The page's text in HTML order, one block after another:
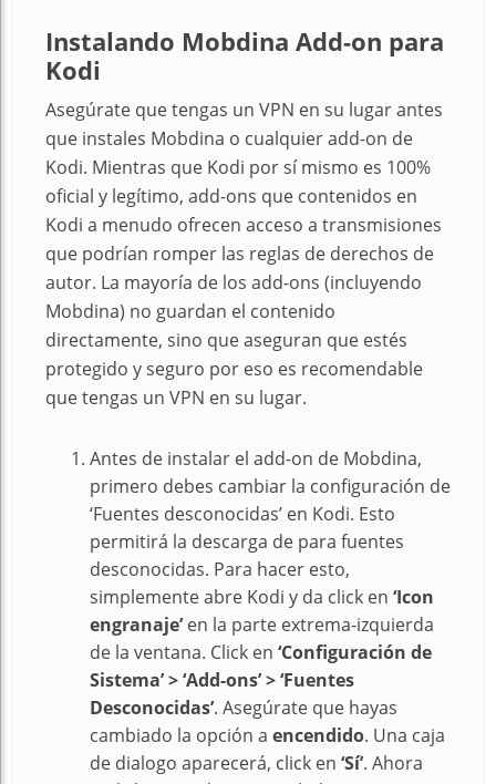
Instalando Mobdina Add-on para
Kodi
Asegúrate que tengas un VPN en su lugar antes
que instales Mobdina o cualquier add-on de
Kodi. Mientras que Kodi por sí mismo es 100%
oficial y legítimo, add-ons que contenidos en
Kodi a menudo ofrecen acceso a transmisiones
que podrían romper las reglas de derechos de
autor. La mayoría de los add-ons (incluyendo
Mobdina) no guardan el contenido
directamente, sino que aseguran que estés
protegido y seguro por eso es recomendable
que tengas un VPN en su lugar.
Antes de instalar el add-on de Mobdina,
primero debes cambiar la configuración de
‘Fuentes desconocidas’ en Kodi. Esto
permitirá la descarga de para fuentes
desconocidas. Para hacer esto,
simplemente abre Kodi y da click en ‘Icon
engranaje’en la parte extrema-izquierda
de la ventana. Click en ‘Configuración de
Sistema’ > ‘Add-ons’ > ‘Fuentes
Desconocidas’. Asegúrate que hayas
cambiado la opción a encendido. Una caja
de dialogo aparecerá, click en ‘Sí’. Ahora